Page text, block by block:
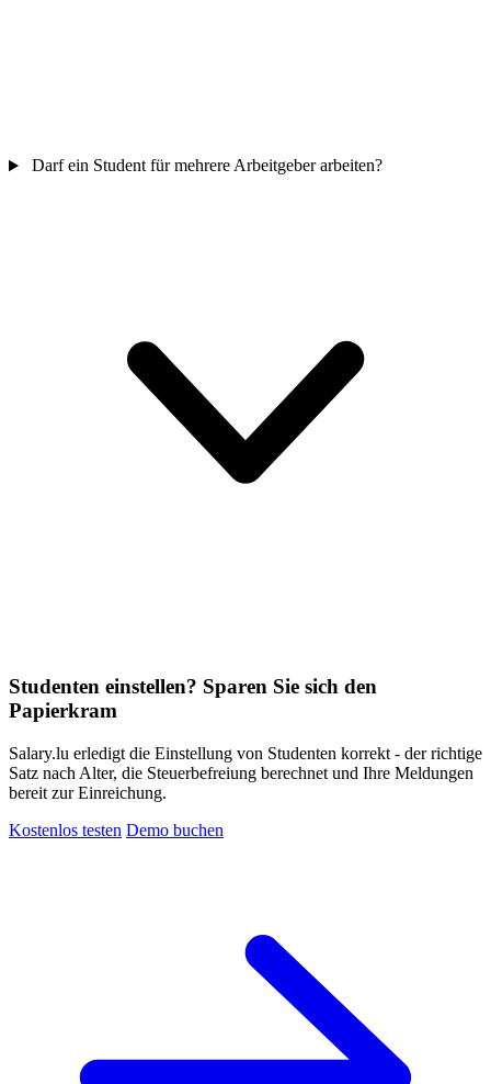
Darf ein Student für mehrere Arbeitgeber arbeiten?
Studenten einstellen? Sparen Sie sich den
Papierkram
Salary.lu erledigt die Einstellung von Studenten korrekt - der richtige
Satz nach Alter, die Steuerbefreiung berechnet und Ihre Meldungen
bereit zur Einreichung.
Kostenlos testen Demo buchen